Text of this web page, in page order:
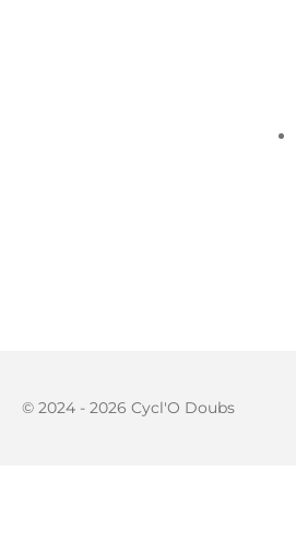
© 2024 - 2026 Cycl'O Doubs